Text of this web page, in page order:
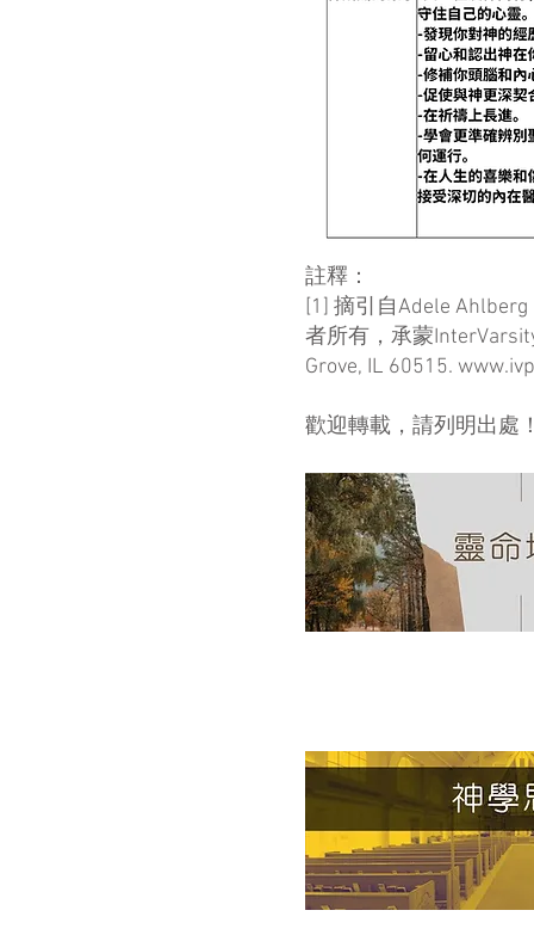
註釋：
[1] 摘引自Adele
者所有，承蒙
Grove, IL 60515.
歡迎轉載，請列明出處